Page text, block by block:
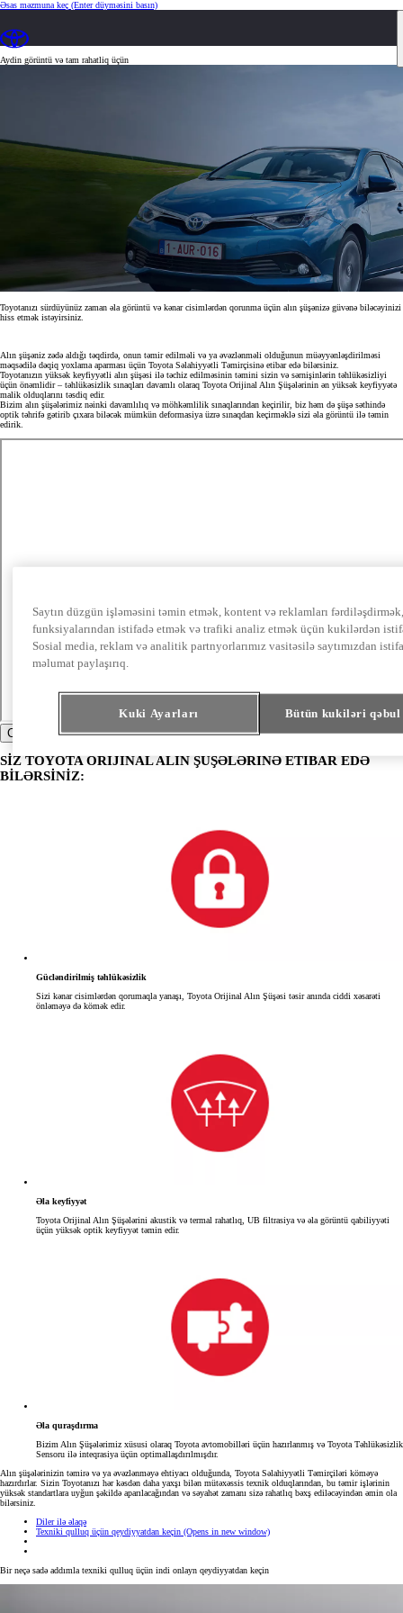
Əsas məzmuna keç (Enter düyməsini basın)
ALIN ŞÜŞƏSİ
Aydin görüntü və tam rahatliq üçün
Toyotanızı sürdüyünüz zaman əla görüntü və kənar cisimlərdən qorunma üçün alın şüşənizə güvənə biləcəyinizi
hiss etmək istəyirsiniz.
Alın şüşəniz zədə aldığı təqdirdə, onun təmir edilməli və ya əvəzlənməli olduğunun müəyyənləşdirilməsi
məqsədilə dəqiq yoxlama aparması üçün Toyota Səlahiyyətli Təmirçisinə etibar edə bilərsiniz.
Toyotanızın yüksək keyfiyyətli alın şüşəsi ilə təchiz edilməsinin təmini sizin və sərnişinlərin təhlükəsizliyi
üçün önəmlidir – təhlükəsizlik sınaqları davamlı olaraq Toyota Orijinal Alın Şüşələrinin ən yüksək keyfiyyətə
malik olduqlarını təsdiq edir.
Bizim alın şüşələrimiz nəinki davamlılıq və möhkəmlilik sınaqlarından keçirilir, biz həm də şüşə səthində
optik təhrifə gətirib çıxara biləcək mümkün deformasiya üzrə sınaqdan keçirməklə sizi əla görüntü ilə təmin
edirik.
Click to play video
SİZ TOYOTA ORİJİNAL ALIN ŞÜŞƏLƏRİNƏ ETİBAR EDƏ
BİLƏRSİNİZ:
Gücləndirilmiş təhlükəsizlik
Sizi kənar cisimlərdən qorumaqla yanaşı, Toyota Orijinal Alın Şüşəsi təsir anında ciddi xəsarəti
önləməyə də kömək edir.
Əla keyfiyyət
Toyota Orijinal Alın Şüşələrini akustik və termal rahatlıq, UB filtrasiya və əla görüntü qabiliyyəti
üçün yüksək optik keyfiyyət təmin edir.
Əla quraşdırma
Bizim Alın Şüşələrimiz xüsusi olaraq Toyota avtomobilləri üçün hazırlanmış və Toyota Təhlükəsizlik
Sensoru ilə inteqrasiya üçün optimallaşdırılmışdır.
Alın şüşələrinizin təmirə və ya əvəzlənməyə ehtiyacı olduğunda, Toyota Səlahiyyətli Təmirçiləri köməyə
hazırdırlar. Sizin Toyotanızı hər kəsdən daha yaxşı bilən mütəxəssis texnik olduqlarından, bu təmir işlərinin
yüksək standartlara uyğun şəkildə aparılacağından və səyahət zamanı sizə rahatlıq bəxş ediləcəyindən əmin ola
bilərsiniz.
Diler ilə əlaqə
Texniki qulluq üçün qeydiyyatdan keçin (Opens in new window)
Bir neçə sadə addımla texniki qulluq üçün indi onlayn qeydiyyatdan keçin
Saytın düzgün işləməsini təmin etmək, kontent və reklamları
funksiyalarından istifadə etmək və trafiki analiz etmək üçün kukilərdən
Sosial media, reklam və analitik partnyorlarımız vasitəsilə saytımızdan
məlumat paylaşırıq.
Kuki Ayarları Bütün kukiləri qəbul